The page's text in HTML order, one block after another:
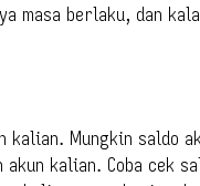
masa berlaku, dan
kalian. Mungkin saldo
kalian. Coba cek